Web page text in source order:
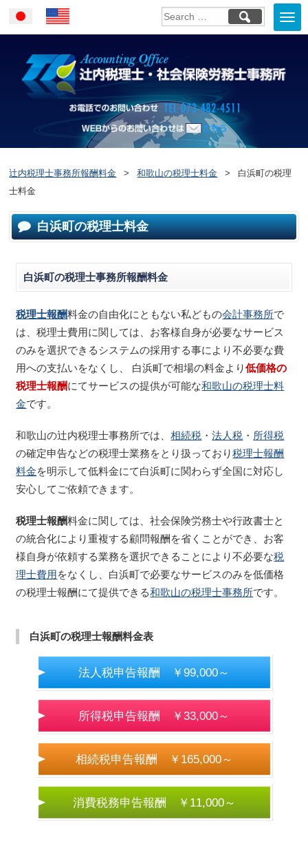
JapaneseEnglish
お電話でのお
WEBからのお問い合わせはこ
辻内税理士事務所報酬料金 > 和歌山の税理士料金 >
白浜町の税理
士料金
白浜町の税理士料金
白浜町の税理士事務所報酬料金
税理士報酬料金の自由化にともない私どもの会計事務所で
は、税理士費用に関しては、お客様自身が必要なサービス
のみを選択できるシステムの採用する事により不必要な費
用への支払いをなくし、 白浜町で相場の料金より低価格の
税理士報酬にてサービスの提供が可能な和歌山の税理士料
金です。
和歌山の辻内税理士事務所では、相続税 ・法人税 ・ 所得税
の確定申告などの税理士業務をとり扱っており税理士報酬
料金を明示して低料金にて白浜町に関わらず全国に対応し
安心してご依頼できます。
税理士報酬料金に関しては、社会保険労務士や行政書士と
の統合化により重複する顧問報酬を省くことができ、お客
様自身が依頼する業務を選択できることにより不必要な税
理士費用をなくし、白浜町で必要なサービスのみを低価格
の税理士報酬にて提供できる和歌山の税理士事務所です。
白浜町の税理士報酬料金表
法人税申告報酬 ￥99,000～
所得税申告報酬 ￥33,000～
相続税申告報酬 ￥165,000～
消費税務申告報酬 ￥11,000～